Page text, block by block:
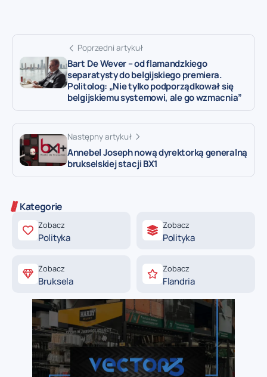
Poprzedni artykuł
Bart De Wever – od flamandzkiego
separatysty do belgijskiego premiera.
Politolog: „Nie tylko podporządkował się
belgijskiemu systemowi, ale go wzmacnia”
Następny artykuł
Annebel Joseph nową dyrektorką generalną
brukselskiej stacji BX1
Kategorie
Zobacz
Polityka
Zobacz
Polityka
Zobacz
Bruksela
Zobacz
Flandria